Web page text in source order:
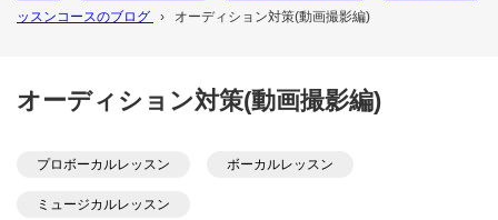
ッスンコースのブログ
› オーディション対策(動画撮影編)
オーディション対策(動画撮影編)
プロボーカルレッスン ボーカルレッスン
ミュージカルレッスン